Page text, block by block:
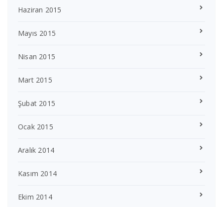
Haziran 2015
Mayıs 2015
Nisan 2015
Mart 2015
Şubat 2015
Ocak 2015
Aralık 2014
Kasım 2014
Ekim 2014